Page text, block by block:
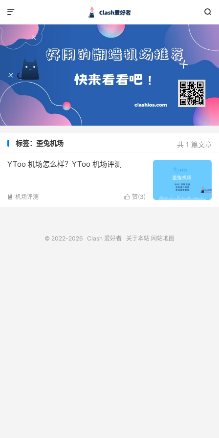


共 1 篇文章
标签：歪兔机场
YToo 机场怎么样？YToo 机场评测
 赞(3)
 机场评测
© 2022-2026 Clash 爱好者 关于本站 网站地图